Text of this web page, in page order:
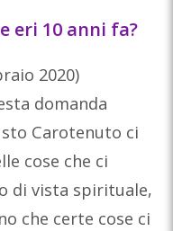
eri 10 anni fa?
2020)
domanda
Carotenuto ci
cose che ci
di vista spirituale,
che certe cose ci